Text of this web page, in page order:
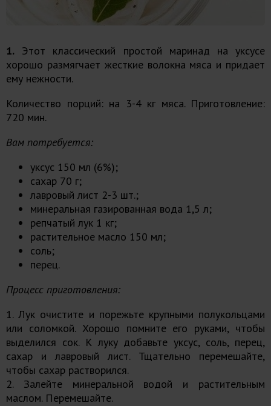
1. Этот классический простой маринад на уксусе
хорошо размягчает жесткие волокна мяса и придает
ему нежности.
Количество порций: на 3-4 кг мяса. Приготовление:
720 мин.
Вам потребуется:
уксус 150 мл (6%);
сахар 70 г;
лавровый лист 2-3 шт.;
минеральная газированная вода 1,5 л;
репчатый лук 1 кг;
растительное масло 150 мл;
соль;
перец.
Процесс приготовления:
1. Лук очистите и порежьте крупными полукольцами
или соломкой. Хорошо помните его руками, чтобы
выделился сок. К луку добавьте уксус, соль, перец,
сахар и лавровый лист. Тщательно перемешайте,
чтобы сахар растворился.
2. Залейте минеральной водой и растительным
маслом. Перемешайте.